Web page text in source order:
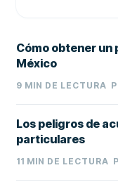
Cómo obtener un
México
9 MIN DE LECTURA
Los peligros de
particulares
11 MIN DE LECTURA